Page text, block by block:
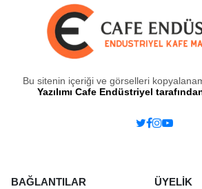
Bu sitenin içeriği ve görselleri
Yazılımı Cafe Endüstriyel
BAĞLANTILAR ÜYELİK